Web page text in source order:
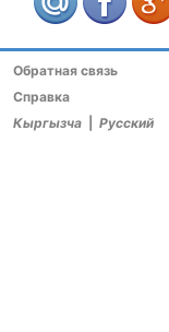
Обратная связь
Справка
Кыргызча
Русский